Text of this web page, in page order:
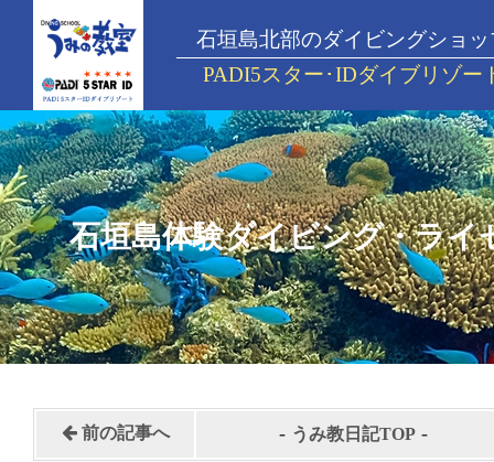
石垣島北部のダイビングショッ
PADI5スター･IDダイブリゾー
石垣島体験ダイビング・ライ
前の記事へ - うみ教日記TOP -